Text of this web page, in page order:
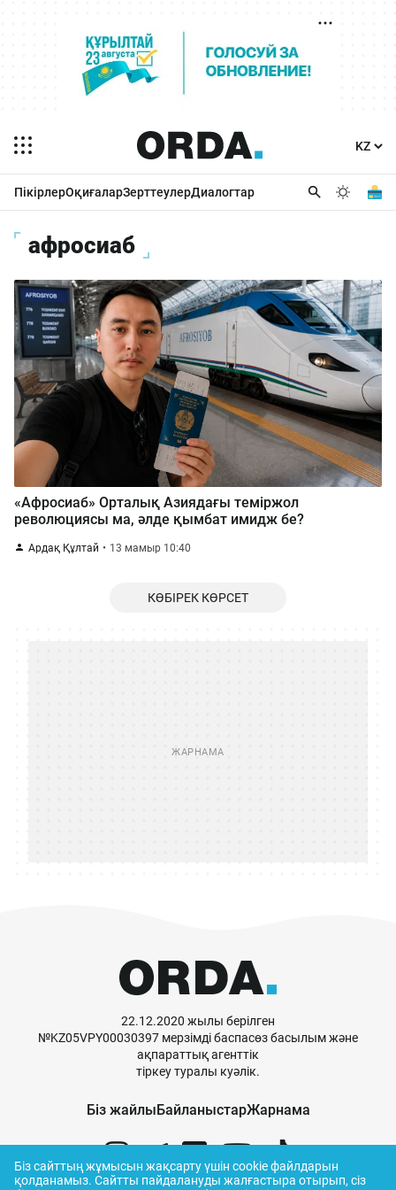
ПікірлерОқиғаларЗерттеулерДиалогтар
афросиаб
«Афросиаб» Орталық Азиядағы теміржол
революциясы ма, әлде қымбат имидж бе?
Ардақ Құлтай 13 мамыр 10:40
КӨБІРЕК КӨРСЕТ
22.12.2020 жылы берілген
№KZ05VPY00030397 мерзімді баспасөз басылым және
ақпараттық агенттік
тіркеу туралы куәлік.
Біз жайлыБайланыстарЖарнама
Біз сайттың жұмысын жақсарту үшін cookie файлдарын
қолданамыз. Сайтты пайдалануды жалғастыра отырып, сіз